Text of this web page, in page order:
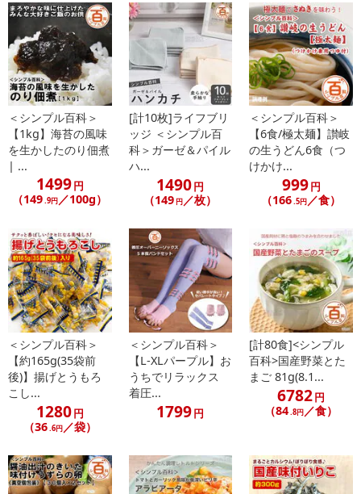
金はいたしかねます。
また、お届け日時のご指定は、お受けできません。宅配業者からの
不在票にてご対応ください。
※発送予定日は前後する場合がございます。また商品によって発送
日が異なります。
※dショッピングサンプル百貨店よりお届けする商品は、ご利用いた
だいた後のご感想をいただくことを目的としており、転売等は固く
禁じます。
転売等、目的以外での利用が確認された場合は、サービス利用を停
止させていただきます。
発送日カレンダー
休業日
■その他共通および商品カテゴリー別注意事項（※必ずご確認くだ
さい）
＜シンプル百科＞
【1kg】海苔の風味
を生かしたのり佃煮
| ...
1499円
（149.9円／100g）
[計10枚]ライフブリ
ッジ ＜シンプル百
科＞ガーゼ＆パイル
ハ...
1490円
（149 円／枚）
＜シンプル百科＞
【6食/極太麺】讃岐
の生うどん6食（つ
けかけ...
999円
（166.5円／食）
＜シンプル百科＞
【約165g(35袋前
後)】揚げとうもろ
こし...
1280円
（36.6円／袋）
＜シンプル百科＞
【L-XLパープル】お
うちでリラックス
着圧...
1799円
[計80食]<シンプル
百科>国産野菜とた
まご 81g(8.1...
6782円
（84.8円／食）